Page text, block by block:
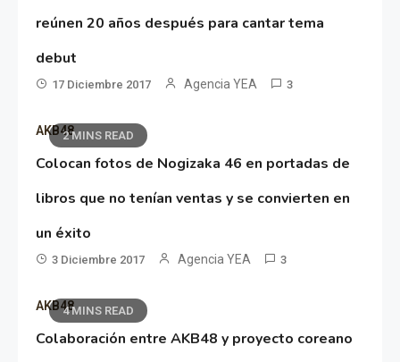
reúnen 20 años después para cantar tema
debut
17 Diciembre 2017 Agencia YEA 3
2 MINS READ
AKB48
Colocan fotos de Nogizaka 46 en portadas de
libros que no tenían ventas y se convierten en
un éxito
3 Diciembre 2017 Agencia YEA 3
4 MINS READ
AKB48
Colaboración entre AKB48 y proyecto coreano